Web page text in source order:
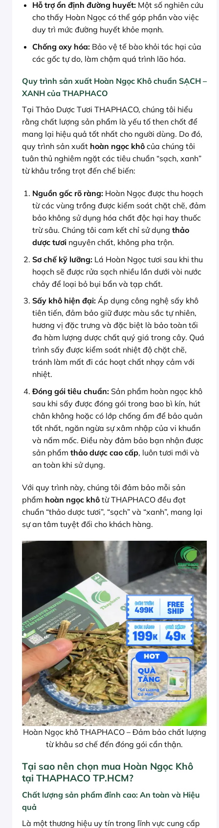
Hỗ trợ ổn định đường huyết:Một số nghiên cứu
cho thấy Hoàn Ngọc có thể góp phần vào việc
duy trì mức đường huyết khỏe mạnh.
Chống oxy hóa:Bảo vệ tế bào khỏi tác hại của
các gốc tự do, làm chậm quá trình lão hóa.
Quy trình sản xuất Hoàn Ngọc Khô chuẩn SẠCH –
XANH của THAPHACO
Tại Thảo Dược Tươi THAPHACO, chúng tôi hiểu
rằng chất lượng sản phẩm là yếu tố then chốt để
mang lại hiệu quả tốt nhất cho người dùng. Do đó,
quy trình sản xuất hoàn ngọc khô của chúng tôi
tuân thủ nghiêm ngặt các tiêu chuẩn “sạch, xanh”
từ khâu trồng trọt đến chế biến:
Nguồn gốc rõ ràng:Hoàn Ngọc được thu hoạch
từ các vùng trồng được kiểm soát chặt chẽ, đảm
bảo không sử dụng hóa chất độc hại hay thuốc
trừ sâu. Chúng tôi cam kết chỉ sử dụng thảo
dược tươinguyên chất, không pha trộn.
Sơ chế kỹ lưỡng:Lá Hoàn Ngọc tươi sau khi thu
hoạch sẽ được rửa sạch nhiều lần dưới vòi nước
chảy để loại bỏ bụi bẩn và tạp chất.
Sấy khô hiện đại:Áp dụng công nghệ sấy khô
tiên tiến, đảm bảo giữ được màu sắc tự nhiên,
hương vị đặc trưng và đặc biệt là bảo toàn tối
đa hàm lượng dược chất quý giá trong cây. Quá
trình sấy được kiểm soát nhiệt độ chặt chẽ,
tránh làm mất đi các hoạt chất nhạy cảm với
nhiệt.
Đóng gói tiêu chuẩn:Sản phẩm hoàn ngọc khô
sau khi sấy được đóng gói trong bao bì kín, hút
chân không hoặc có lớp chống ẩm để bảo quản
tốt nhất, ngăn ngừa sự xâm nhập của vi khuẩn
và nấm mốc. Điều này đảm bảo bạn nhận được
sản phẩm thảo dược cao cấp, luôn tươi mới và
an toàn khi sử dụng.
Với quy trình này, chúng tôi đảm bảo mỗi sản
phẩm hoàn ngọc khô từ THAPHACO đều đạt
chuẩn “thảo dược tươi”, “sạch” và “xanh”, mang lại
sự an tâm tuyệt đối cho khách hàng.
Hoàn Ngọc khô THAPHACO – Đảm bảo chất lượng
từ khâu sơ chế đến đóng gói cẩn thận.
Tại sao nên chọn mua Hoàn Ngọc Khô
tại THAPHACO TP.HCM?
Chất lượng sản phẩm đỉnh cao: An toàn và Hiệu
quả
Là một thương hiệu uy tín trong lĩnh vực cung cấp